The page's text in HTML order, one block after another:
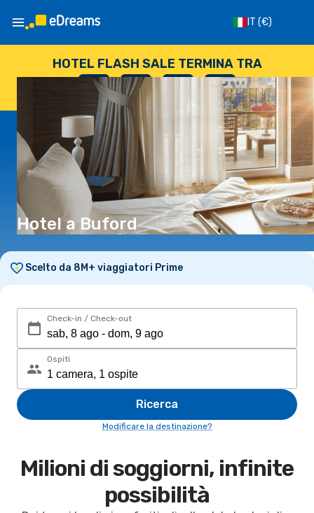
IT (€)
HOTEL FLASH SALE TERMINA TRA
--
GIORNI
: --
ORE
: --
SECONDI
Hotel a Buford
Scelto da 8M+ viaggiatori Prime
Check-in / Check-out
Ospiti
Ricerca
Modificare la destinazione?
Milioni di soggiorni, infinite
possibilità